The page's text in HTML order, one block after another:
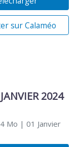
sur Calaméo
2024
Mo | 01 Janvier